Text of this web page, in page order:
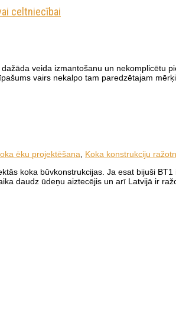
celtniecībai
veida izmantošanu un nekomplicētu
vairs nekalpo tam paredzētajam
ēku projektēšana Koka konstrukciju
koka būvkonstrukcijas. Ja esat bijuši
daudz ūdeņu aiztecējis un arī Latvijā ir